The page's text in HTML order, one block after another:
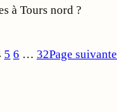
à Tours nord ?
5 6 … 32Page suivante